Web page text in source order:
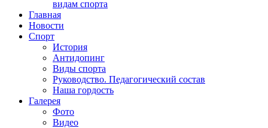
видам спорта
Главная
Новости
Спорт
История
Антидопинг
Виды спорта
Руководство. Педагогический состав
Наша гордость
Галерея
Фото
Видео